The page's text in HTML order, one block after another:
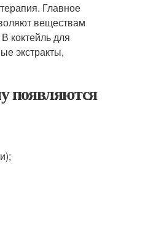
Главное
веществам
коктейль для
экстракты,
появляются